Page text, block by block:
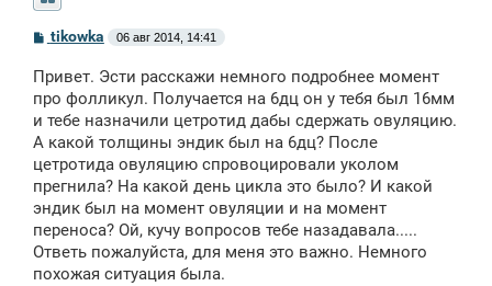
С
б
щ
е
н
и
tikowka 06 авг 2014, 14:41
Привет. Эсти расскажи немного подробнее момент
про фолликул. Получается на 6дц он у тебя был 16мм
и тебе назначили цетротид дабы сдержать овуляцию.
А какой толщины эндик был на 6дц? После
цетротида овуляцию спровоцировали уколом
прегнила? На какой день цикла это было? И какой
эндик был на момент овуляции и на момент
переноса? Ой, кучу вопросов тебе назадавала.....
Ответь пожалуйста, для меня это важно. Немного
похожая ситуация была.